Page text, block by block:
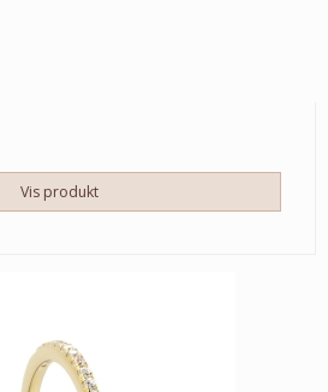
Vis produkt